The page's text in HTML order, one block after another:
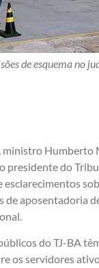
de esquema no
Humberto
presidente do
de aposentadoria
do TJ-BA
os servidores